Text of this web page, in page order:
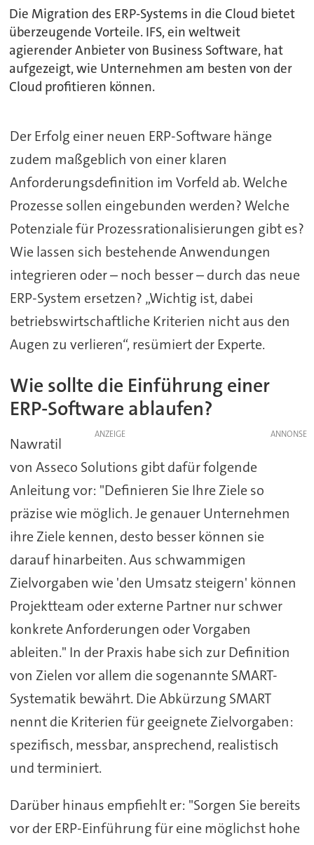
Die Migration des ERP-Systems in die Cloud bietet
überzeugende Vorteile. IFS, ein weltweit
agierender Anbieter von Business Software, hat
aufgezeigt, wie Unternehmen am besten von der
Cloud profitieren können.
Der Erfolg einer neuen ERP-Software hänge
zudem maßgeblich von einer klaren
Anforderungsdefinition im Vorfeld ab. Welche
Prozesse sollen eingebunden werden? Welche
Potenziale für Prozessrationalisierungen gibt es?
Wie lassen sich bestehende Anwendungen
integrieren oder – noch besser – durch das neue
ERP-System ersetzen? „Wichtig ist, dabei
betriebswirtschaftliche Kriterien nicht aus den
Augen zu verlieren“, resümiert der Experte.
Wie sollte die Einführung einer
ERP-Software ablaufen?
ANZEIGE
Nawratil
von Asseco Solutions gibt dafür folgende
Anleitung vor: "Definieren Sie Ihre Ziele so
präzise wie möglich. Je genauer Unternehmen
ihre Ziele kennen, desto besser können sie
darauf hinarbeiten. Aus schwammigen
Zielvorgaben wie 'den Umsatz steigern' können
Projektteam oder externe Partner nur schwer
konkrete Anforderungen oder Vorgaben
ableiten." In der Praxis habe sich zur Definition
von Zielen vor allem die sogenannte SMART-
Systematik bewährt. Die Abkürzung SMART
nennt die Kriterien für geeignete Zielvorgaben:
spezifisch, messbar, ansprechend, realistisch
und terminiert.
Darüber hinaus empfiehlt er: "Sorgen Sie bereits
vor der ERP-Einführung für eine möglichst hohe